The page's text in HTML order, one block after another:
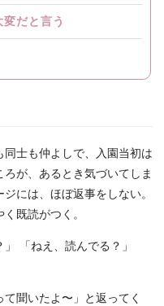
だと言う
同士も仲よしで、入園当初は
が、あるとき気づいてしま
には、ほぼ返事をしない。
既読がつく。
「ねえ、読んでる？」
聞いたよ〜」と返ってく